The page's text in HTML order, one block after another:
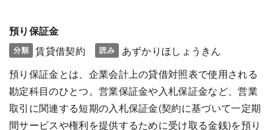
預り保証金
分類 賃貸借契約 読み
あずかりほしょうきん
預り保証金とは、企業会計上の貸借対照表で使用される
勘定科目のひとつ。営業保証金や入札保証金など、営業
取引に関連する短期の入札保証金(契約に基づいて一定期
間サービスや権利を提供するために受け取る金銭)を預り